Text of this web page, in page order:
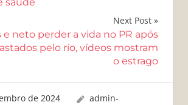
saúde
Next Post
e neto perder a vida no PR após
pelo rio, vídeos mostram
o estrago
de 2024
admin-